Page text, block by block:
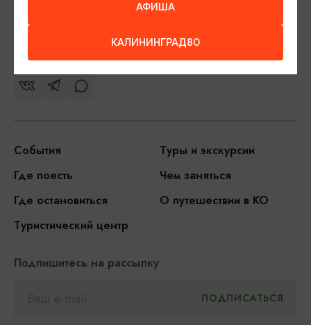
Площадь Победы, 1
ул. Октябрьская, 2/3Закрыто
События
Туры и экскурсии
Где поесть
Чем заняться
Где остановиться
О путешествии в КО
Туристический центр
Подпишитесь на рассылку
АФИША
КАЛИНИНГРАД80